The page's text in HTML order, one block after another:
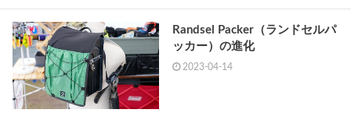
Randsel Packer（ランドセルパ
ッカー）の進化
2023-04-14